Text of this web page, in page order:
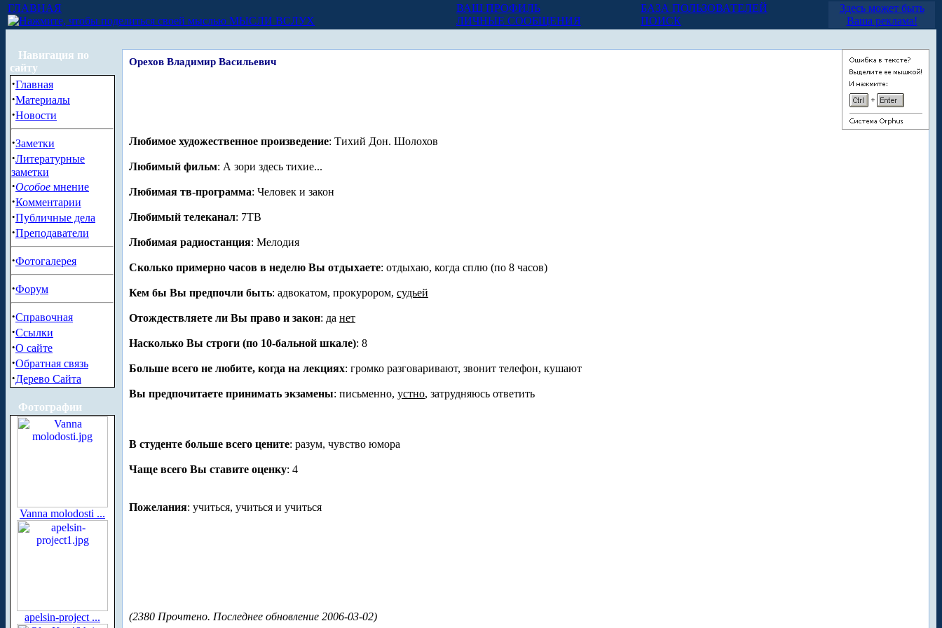
ГЛАВНАЯ
МЫСЛИ ВСЛУХ
ВАШ ПРОФИЛЬ
ЛИЧНЫЕ СООБЩЕНИЯ
БАЗА ПОЛЬЗОВАТЕЛЕЙ
ПОИСК
Здесь может быть
Ваша реклама!
Навигация по
сайту
·Главная
·Материалы
·Новости
·Заметки
·Литературные
заметки
·Особое мнение
·Комментарии
·Публичные дела
·Преподаватели
·Фотогалерея
·Форум
·Справочная
·Ссылки
·О сайте
·Обратная связь
·Дерево Сайта
Фотографии
Vanna molodosti ...
apelsin-project ...
Орехов Владимир Васильевич
Любимое художественное произведение: Тихий Дон. Шолохов
Любимый фильм: А зори здесь тихие...
Любимая тв-программа: Человек и закон
Любимый телеканал: 7ТВ
Любимая радиостанция: Мелодия
Сколько примерно часов в неделю Вы отдыхаете: отдыхаю, когда сплю (по 8 часов)
Кем бы Вы предпочли быть: адвокатом, прокурором, судьей
Отождествляете ли Вы право и закон: да нет
Насколько Вы строги (по 10-бальной шкале): 8
Больше всего не любите, когда на лекциях: громко разговаривают, звонит телефон, кушают
Вы предпочитаете принимать экзамены: письменно, устно, затрудняюсь ответить
В студенте больше всего цените: разум, чувство юмора
Чаще всего Вы ставите оценку: 4
Пожелания: учиться, учиться и учиться
(2380 Прочтено. Последнее обновление 2006-03-02)